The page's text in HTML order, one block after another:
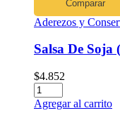
Comparar
Aderezos y
Salsa De Soja
$4.852
Agregar al carrito